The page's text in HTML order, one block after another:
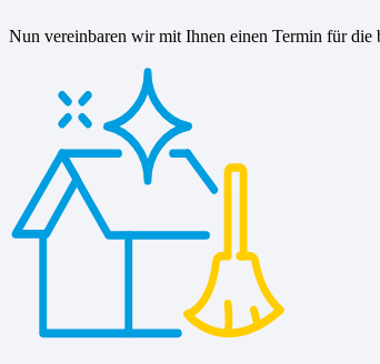
Nun vereinbaren wir mit Ihnen einen Termin für die